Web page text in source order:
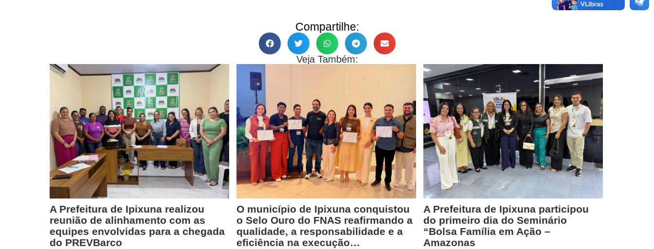
Compartilhe:
Veja Também:
A Prefeitura de Ipixuna realizou
reunião de alinhamento com as
equipes envolvidas para a chegada
do PREVBarco
O município de Ipixuna conquistou
o Selo Ouro do FNAS reafirmando a
qualidade, a responsabilidade e a
eficiência na execução…
A Prefeitura de Ipixuna participou
do primeiro dia do Seminário
“Bolsa Família em Ação –
Amazonas